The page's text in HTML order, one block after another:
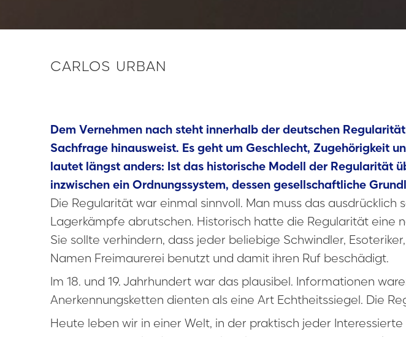
CARLOS URBAN
Dem Vernehmen nach steht innerhalb der deutschen
Sachfrage hinausweist. Es geht um Geschlecht, Zugehörigkeit
lautet längst anders: Ist das historische Modell der
inzwischen ein Ordnungssystem, dessen gesellschaftliche
Die Regularität war einmal sinnvoll. Man muss das
Lagerkämpfe abrutschen. Historisch hatte die Regularität eine
Sie sollte verhindern, dass jeder beliebige Schwindler,
Namen Freimaurerei benutzt und damit ihren Ruf beschädigt.
Im 18. und 19. Jahrhundert war das plausibel. Informationen
Anerkennungsketten dienten als eine Art Echtheitssiegel. Die
Heute leben wir in einer Welt, in der praktisch jeder